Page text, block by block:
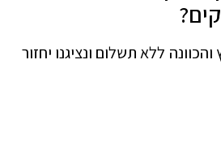
ללא תשלום ונציגנו יחזור